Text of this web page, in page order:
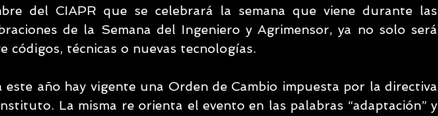
del CIAPR que se celebrará la semana que viene durante las
de la Semana del Ingeniero y Agrimensor, ya no solo será
códigos, técnicas o nuevas tecnologías.
este año hay vigente una Orden de Cambio impuesta por la directiva
La misma re orienta el evento en las palabras “adaptación” y